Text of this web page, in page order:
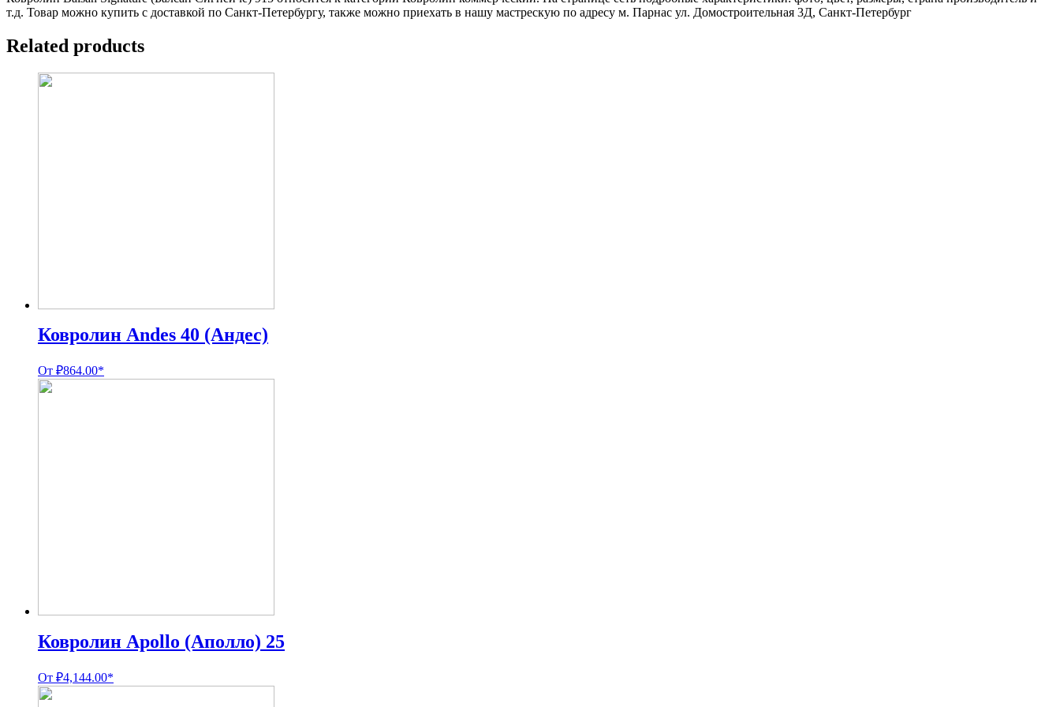
т.д. Товар можно купить с доставкой по Санкт-Петербургу, также можно приехать в нашу мастрескую по адресу м. Парнас ул. Домостроительная 3Д, Санкт-Петербург
Related products
Ковролин Andes 40 (Андес)
От ₽864.00*
Ковролин Apollo (Аполло) 25
От ₽4,144.00*